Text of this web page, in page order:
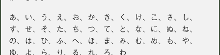
あ、い、う、え、お、か、き、く、け、こ、さ、し、
す、せ、そ、た、ち、つ、て、と、な、に、ぬ、ね、
の、は、ひ、ふ、へ、ほ、ま、み、む、め、も、や、
ゆ、よ、ら、り、る、れ、ろ、わ